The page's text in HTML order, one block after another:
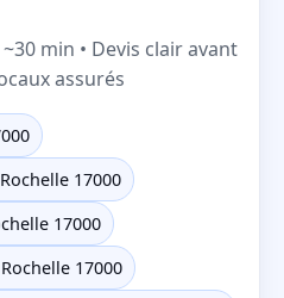
min • Devis clair avant
assurés
17000
17000
17000